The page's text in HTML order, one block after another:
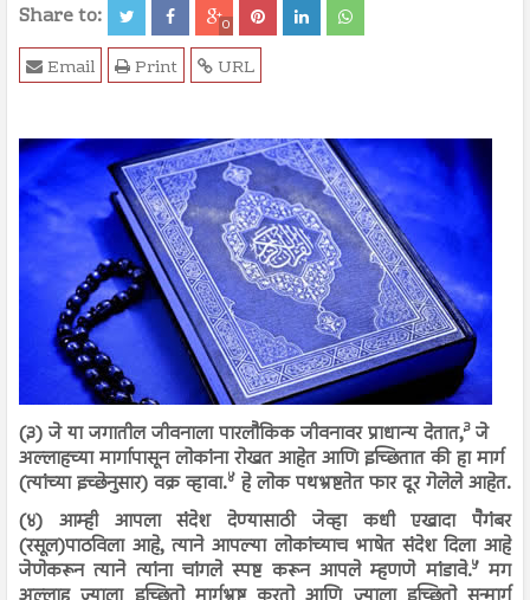
Share to: 0
URL
Print
Email
(३) जे या जगातील जीवनाला पारलौकिक जीवनावर प्राधान्य देतात,३जे
अल्लाहच्या मार्गापासून लोकांना रोखत आहेत आणि इच्छितात की हा मार्ग
(त्यांच्या इच्छेनुसार) वक्र व्हावा.४ हे लोक पथभ्रष्टतेत फार दूर गेलेले आहेत.
(४) आम्ही आपला संदेश देण्यासाठी जेव्हा कधी एखादा पैगंबर
(रसूल)पाठविला आहे, त्याने आपल्या लोकांच्याच भाषेत संदेश दिला आहे
जेणेकरून त्याने त्यांना चांगले स्पष्ट करून आपले म्हणणे मांडावे.५मग